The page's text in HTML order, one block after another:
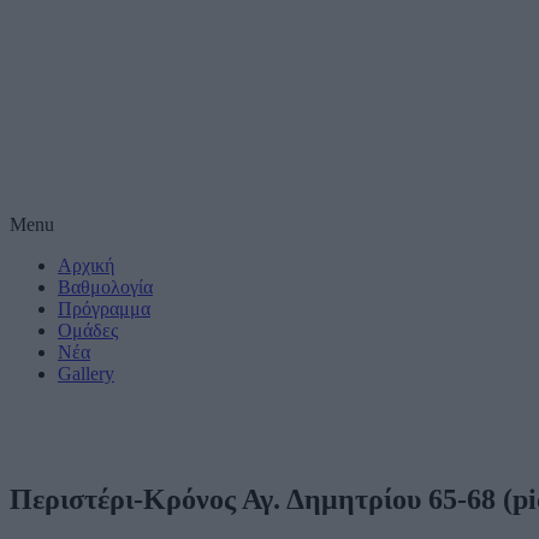
Menu
Αρχική
Βαθμολογία
Πρόγραμμα
Ομάδες
Νέα
Gallery
Περιστέρι-Κρόνος Αγ. Δημητρίου 65-68